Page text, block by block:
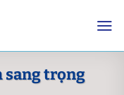
sang trọng